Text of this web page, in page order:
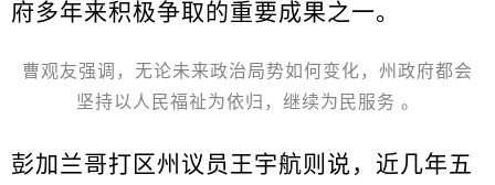
府多年来积极争取的重要成果之一。
曹观友强调，无论未来政治局势如何变化，州政府都会
坚持以人民福祉为依归，继续为民服务 。
彭加兰哥打区州议员王宇航则说，近几年五